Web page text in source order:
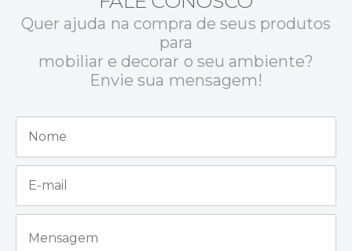
Quer ajuda na compra de seus produtos
para
mobiliar e decorar o seu ambiente?
Envie sua mensagem!
m
e
m
a